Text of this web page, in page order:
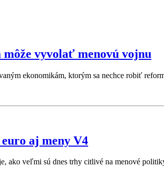
vyvolať menovú vojnu
ekonomikám, ktorým sa nechce robiť
aj meny V4
ako veľmi sú dnes trhy citlivé na menové